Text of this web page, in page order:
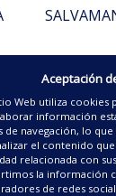
Aceptación
Web utiliza cookies
información
de navegación, lo
el contenido
relacionada con
la información
de redes